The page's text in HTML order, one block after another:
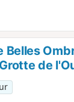
Belles
de